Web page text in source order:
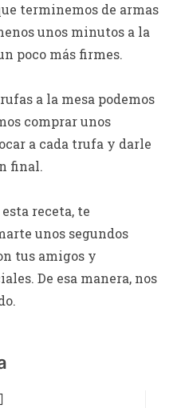
terminemos de armas
unos minutos a la
poco más firmes.
a la mesa podemos
comprar unos
a cada trufa y darle
final.
receta, te
unos segundos
tus amigos y
De esa manera, nos